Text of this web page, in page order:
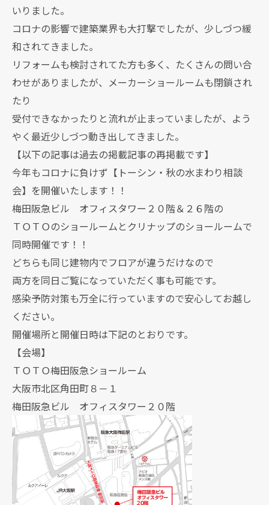
いりました。
コロナの影響で建築業界も大打撃でしたが、少しづつ緩
和されてきました。
リフォームも検討されてた方も多く、たくさんの問い合
わせがありましたが、メーカーショールームも閉鎖され
たり
受付できなかったりと流れが止まっていましたが、よう
やく最近少しづつ動き出してきました。
【以下の記事は過去の掲載記事の再掲載です】
今年もコロナに負けず【トーシン・秋の水まわり相談
会】を開催いたします！！
梅田阪急ビル オフィスタワー２０階＆２６階の
ＴＯＴＯのショールームとクリナップのショールームで
同時開催です！！
どちらも同じ建物内でフロアが違うだけなので
両方を同日ご覧になっていただく事も可能です。
感染予防対策も万全に行っていますので安心してお越し
ください。
開催場所と開催日時は下記のとおりです。
【会場】
ＴＯＴＯ梅田阪急ショールーム
大阪市北区角田町８－１
梅田阪急ビル オフィスタワー２０階